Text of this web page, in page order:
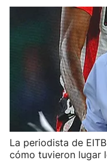
Balonmano
Kirolak 360
Carreras de
Más deportes
La periodista de
cómo tuvieron lugar